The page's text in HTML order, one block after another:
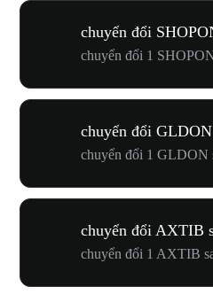
chuyển đổi
chuyển đổi 1
chuyển đổi
chuyển đổi 1 GLDON
chuyển đổi AXTIB
chuyển đổi 1 AXTIB